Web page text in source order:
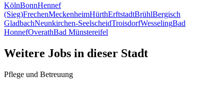
KölnBonnHennef
(Sieg)FrechenMeckenheimHürthErftstadtBrühlBergisch
GladbachNeunkirchen-SeelscheidTroisdorfWesselingBad
HonnefOverathBad Münstereifel
Weitere Jobs in dieser Stadt
Pflege und Betreuung